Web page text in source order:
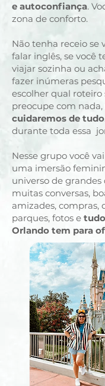
e autoconfiança.
zona de conforto.
Não tenha receio se
falar inglês, se você
viajar sozinha ou
fazer inúmeras
escolher qual roteiro
preocupe com nada,
cuidaremos de tudo
durante toda essa
Nesse grupo você
uma imersão
universo de grandes
muitas conversas,
amizades, compras,
parques, fotos e
Orlando tem para